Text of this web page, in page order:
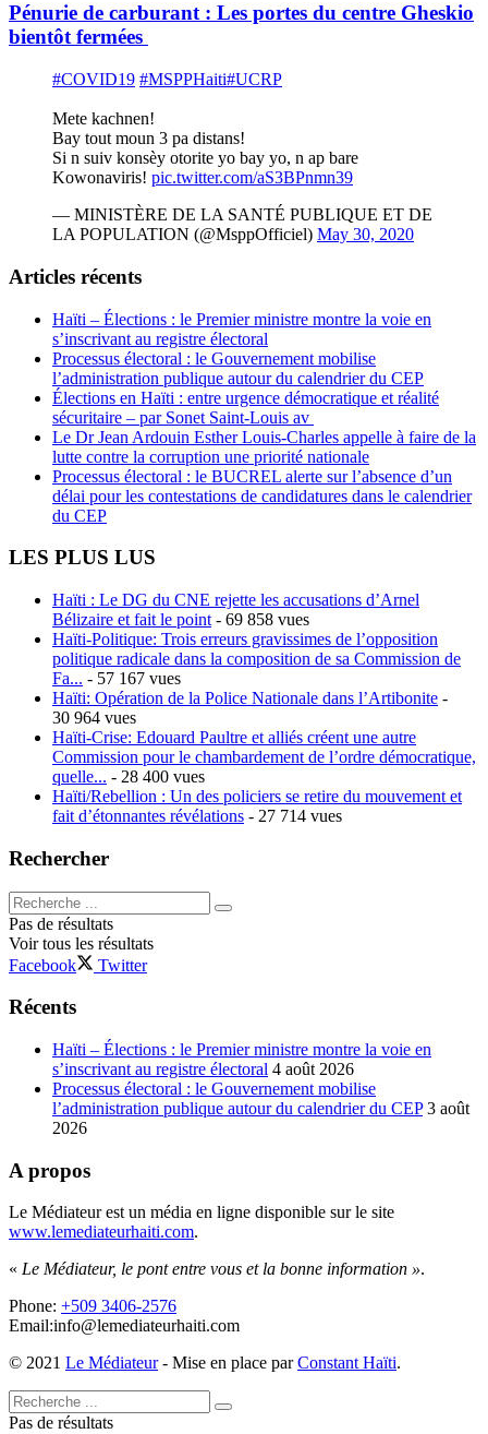
Pénurie de carburant : Les portes du centre Gheskio
bientôt fermées
#COVID19 #MSPPHaiti#UCRP
Mete kachnen!
Bay tout moun 3 pa distans!
Si n suiv konsèy otorite yo bay yo, n ap bare
Kowonaviris! pic.twitter.com/aS3BPnmn39
— MINISTÈRE DE LA SANTÉ PUBLIQUE ET DE
LA POPULATION (@MsppOfficiel) May 30, 2020
Articles récents
Haïti – Élections : le Premier ministre montre la voie en
s’inscrivant au registre électoral
Processus électoral : le Gouvernement mobilise
l’administration publique autour du calendrier du CEP
Élections en Haïti : entre urgence démocratique et réalité
sécuritaire – par Sonet Saint-Louis av
Le Dr Jean Ardouin Esther Louis-Charles appelle à faire de la
lutte contre la corruption une priorité nationale
Processus électoral : le BUCREL alerte sur l’absence d’un
délai pour les contestations de candidatures dans le calendrier
du CEP
LES PLUS LUS
Haïti : Le DG du CNE rejette les accusations d’Arnel
Bélizaire et fait le point - 69 858 vues
Haïti-Politique: Trois erreurs gravissimes de l’opposition
politique radicale dans la composition de sa Commission de
Fa... - 57 167 vues
Haïti: Opération de la Police Nationale dans l’Artibonite -
30 964 vues
Haïti-Crise: Edouard Paultre et alliés créent une autre
Commission pour le chambardement de l’ordre démocratique,
quelle... - 28 400 vues
Haïti/Rebellion : Un des policiers se retire du mouvement et
fait d’étonnantes révélations - 27 714 vues
Rechercher
Pas de résultats
Voir tous les résultats
Facebook
Twitter
Récents
Haïti – Élections : le Premier ministre montre la voie en
s’inscrivant au registre électoral 4 août 2026
Processus électoral : le Gouvernement mobilise
l’administration publique autour du calendrier du CEP 3 août
2026
A propos
Le Médiateur est un média en ligne disponible sur le site
www.lemediateurhaiti.com.
« Le Médiateur, le pont entre vous et la bonne information ».
Phone: +509 3406-2576
Email:info@lemediateurhaiti.com
© 2021 Le Médiateur- Mise en place parConstant Haïti.
Pas de résultats